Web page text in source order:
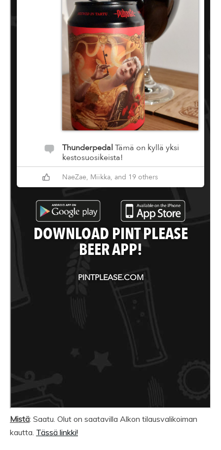
Mistä: Saatu. Olut on saatavilla Alkon tilausvalikoiman
kautta. Tässä linkki!